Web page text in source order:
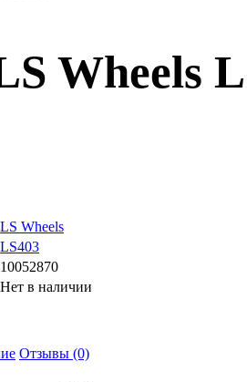
Wheels
LS Wheels
LS403
10052870
Нет в наличии
Отзывы (0)